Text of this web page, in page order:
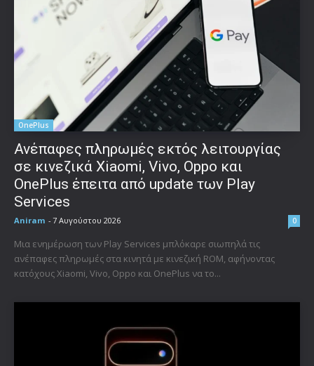
OnePlus
Ανέπαφες πληρωμές εκτός λειτουργίας
σε κινεζικά Xiaomi, Vivo, Oppo και
OnePlus έπειτα από update των Play
Services
Aniram - 7 Αυγούστου 2026 0
Μια ενημέρωση των Play Services μπλόκαρε σιωπηλά τις
ανέπαφες πληρωμές στα κινητά με κινεζική ROM, αφήνοντας
κατόχους Xiaomi, Vivo, Oppo και OnePlus να το...